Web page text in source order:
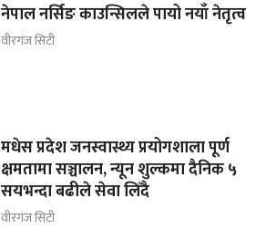
नेपाल नर्सिङ काउन्सिलले पायो नयाँ नेतृत्व
वीरगंज सिटी
मधेस प्रदेश जनस्वास्थ्य प्रयोगशाला पूर्ण
क्षमतामा सञ्चालन, न्यून शुल्कमा दैनिक ५
सयभन्दा बढीले सेवा लिँदै
वीरगंज सिटी